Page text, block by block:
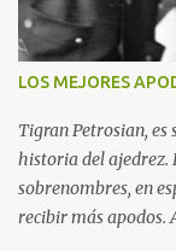
LOS MEJORES
Tigran Petrosian, es
historia del ajedrez.
sobrenombres, en
recibir más apodos.